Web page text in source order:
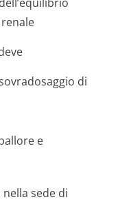
di
e
sede di